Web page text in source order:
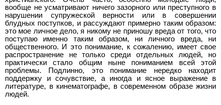
вообще не усматривают ничего зазорного или преступного в
нарушении супружеской верности или в совершении
блудных поступков, и рассуждают примерно таким образом:
это мое личное дело, я никому не приношу вреда от того, что
поступаю именно таким образом, ни личного вреда, ни
общественного. И это понимание, к сожалению, имеет свое
распространение не только среди отдельных людей, но
практически стало общим ныне пониманием всей этой
проблемы. Подлинно, это понимание нередко находит
поддержку и сочувствие, а иногда и ясное выражение в
литературе, в кинематографе, в современном образе жизни
людей.